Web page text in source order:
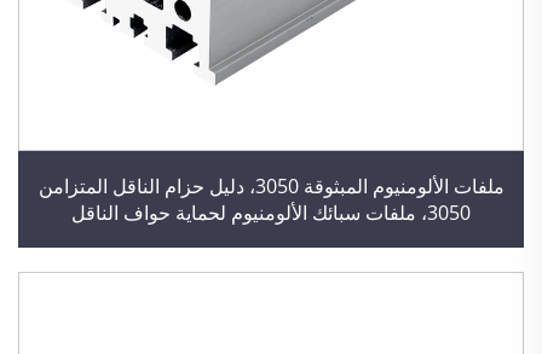
ملفات الألومنيوم المبثوقة 3050، دليل حزام الناقل المتزامن
3050، ملفات سبائك الألومنيوم لحماية حواف الناقل